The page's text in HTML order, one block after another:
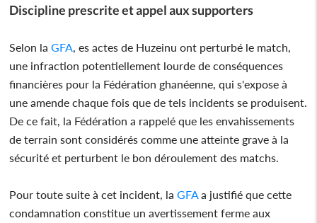
Discipline prescrite et appel aux supporters
Selon la GFA , es actes de Huzeinu ont perturbé le match,
une infraction potentiellement lourde de conséquences
financières pour la Fédération ghanéenne, qui s'expose à
une amende chaque fois que de tels incidents se produisent.
De ce fait, la Fédération a rappelé que les envahissements
de terrain sont considérés comme une atteinte grave à la
sécurité et perturbent le bon déroulement des matchs.
Pour toute suite à cet incident, la GFA a justifié que cette
condamnation constitue un avertissement ferme aux